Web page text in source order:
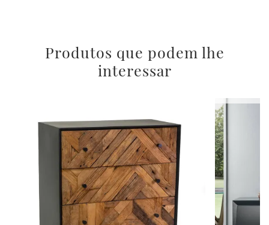
Produtos que podem lhe
interessar